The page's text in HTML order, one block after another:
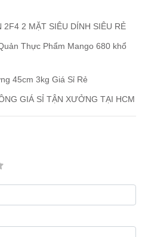
2F4 2 MẶT SIÊU DÍNH SIÊU RẺ
Thực Phẩm Mango 680 khổ
45cm 3kg Giá Sỉ Rẻ
GIÁ SỈ TẬN XƯỞNG TẠI HCM